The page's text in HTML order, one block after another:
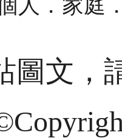
人．家庭
圖文，